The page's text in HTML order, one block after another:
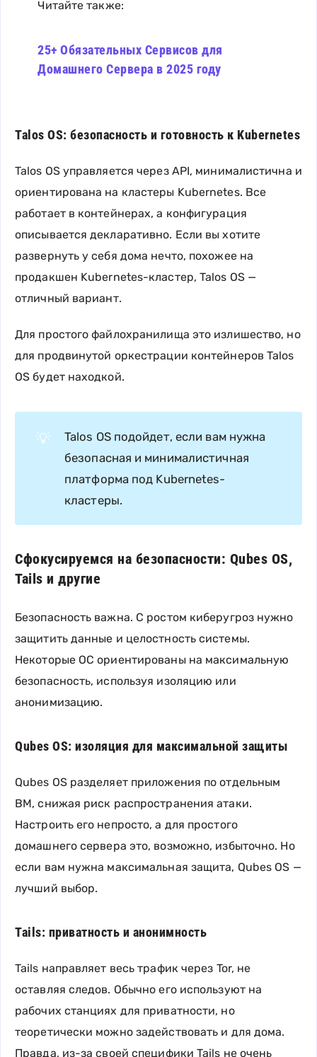
Читайте также:
25+ Обязательных Сервисов для
Домашнего Сервера в 2025 году
Talos OS: безопасность и готовность к Kubernetes
Talos OS управляется через API, минималистична и
ориентирована на кластеры Kubernetes. Все
работает в контейнерах, а конфигурация
описывается декларативно. Если вы хотите
развернуть у себя дома нечто, похожее на
продакшен Kubernetes-кластер, Talos OS —
отличный вариант.
Для простого файлохранилища это излишество, но
для продвинутой оркестрации контейнеров Talos
OS будет находкой.
💡
Talos OS подойдет, если вам нужна
безопасная и минималистичная
платформа под Kubernetes-
кластеры.
Сфокусируемся на безопасности: Qubes OS,
Tails и другие
Безопасность важна. С ростом киберугроз нужно
защитить данные и целостность системы.
Некоторые ОС ориентированы на максимальную
безопасность, используя изоляцию или
анонимизацию.
Qubes OS: изоляция для максимальной защиты
Qubes OS разделяет приложения по отдельным
ВМ, снижая риск распространения атаки.
Настроить его непросто, а для простого
домашнего сервера это, возможно, избыточно. Но
если вам нужна максимальная защита, Qubes OS —
лучший выбор.
Tails: приватность и анонимность
Tails направляет весь трафик через Tor, не
оставляя следов. Обычно его используют на
рабочих станциях для приватности, но
теоретически можно задействовать и для дома.
Правда, из-за своей специфики Tails не очень